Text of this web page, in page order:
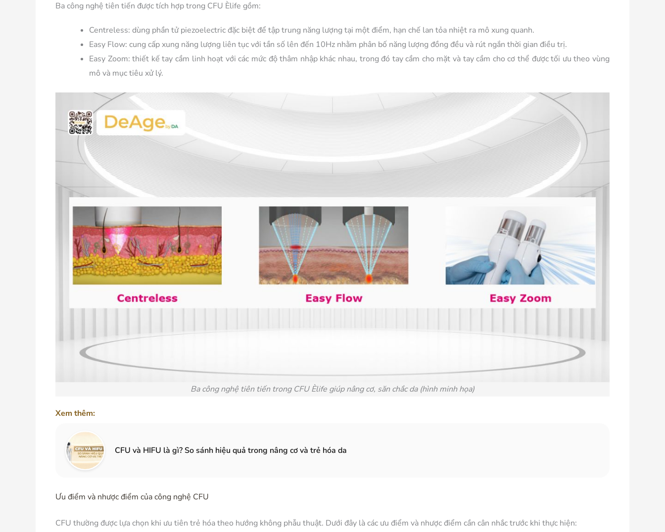
Ba công nghệ tiên tiến được tích hợp trong CFU Èlife gồm:
Centreless: dùng phần tử piezoelectric đặc biệt để tập trung năng lượng tại một điểm, hạn chế lan tỏa nhiệt ra mô xung quanh.
Easy Flow: cung cấp xung năng lượng liên tục với tần số lên đến 10Hz nhằm phân bố năng lượng đồng đều và rút ngắn thời gian điều trị.
Easy Zoom:thiết kế tay cầm linh hoạt với các mức độ thâm nhập khác nhau, trong đó tay cầm cho mặt và tay cầm cho cơ thể được tối ưu theo vùng
mô và mục tiêu xử lý.
Ba công nghệ tiên tiến trong CFU Èlife giúp nâng cơ, săn chắc da (hình minh họa)
Xem thêm:
CFU và HIFU là gì? So sánh hiệu quả trong nâng cơ và trẻ hóa da
Ưu điểm và nhược điểm của công nghệ CFU
CFU thường được lựa chọn khi ưu tiên trẻ hóa theo hướng không phẫu thuật. Dưới đây là các ưu điểm và nhược điểm cần cân nhắc trước khi thực hiện: